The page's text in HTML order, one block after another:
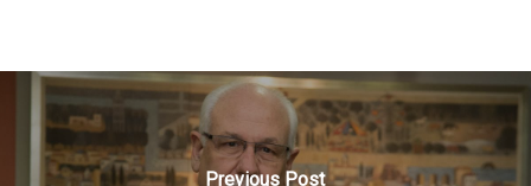
Previous Post